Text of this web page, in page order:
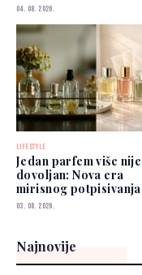
04. 08. 2026.
LIFESTYLE
Jedan parfem više nije
dovoljan: Nova era
mirisnog potpisivanja
03. 08. 2026.
Najnovije